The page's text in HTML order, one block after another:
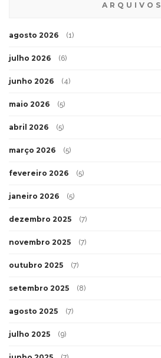
ARQUIVOS
agosto 2026 (1)
julho 2026 (6)
junho 2026 (4)
maio 2026 (5)
abril 2026 (5)
março 2026 (5)
fevereiro 2026 (5)
janeiro 2026 (5)
dezembro 2025 (7)
novembro 2025 (7)
outubro 2025 (7)
setembro 2025 (8)
agosto 2025 (7)
julho 2025 (9)